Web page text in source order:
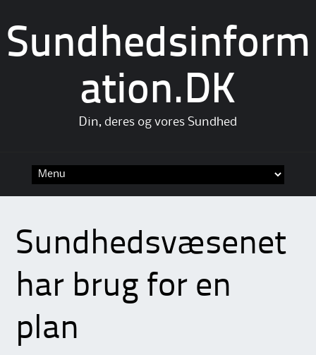
Sundhedsinform
ation.DK
Din, deres og vores Sundhed
Sundhedsvæsenet
har brug for en
plan